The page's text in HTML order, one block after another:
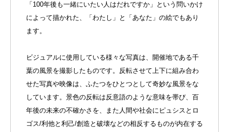
「100年後も一緒にいたい人はだれですか」という問いかけ
によって描かれた、「わたし」と「あなた」の絵でもあり
ます。
ビジュアルに使用している様々な写真は、開催地である千
葉の風景を撮影したものです。反転させて上下に組み合わ
せた写真や映像は、ふたつをひとつとして奇妙な風景をな
しています。景色の反転は反意語のような意味を帯び、百
年後の未来の不確かさを、また人間や社会にピュシスとロ
ゴス/利他と利己/創造と破壊などの相反するものが内在する